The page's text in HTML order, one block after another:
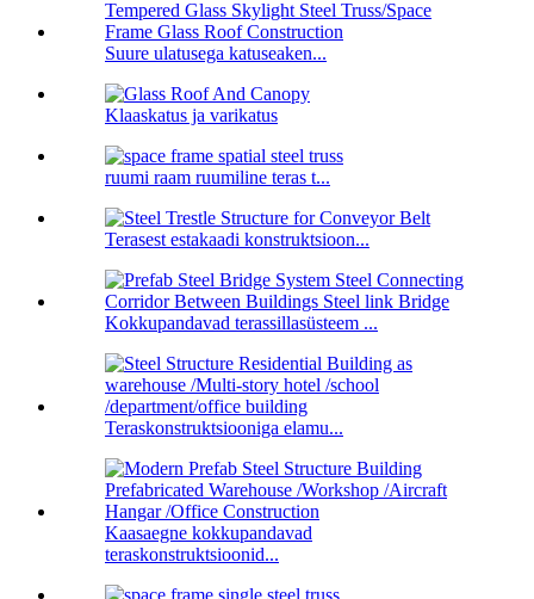
Suure ulatusega katuseaken...
Klaaskatus ja varikatus
ruumi raam ruumiline teras t...
Terasest estakaadi konstruktsioon...
Kokkupandavad terassillasüsteem ...
Teraskonstruktsiooniga elamu...
Kaasaegne kokkupandavad
teraskonstruktsioonid...